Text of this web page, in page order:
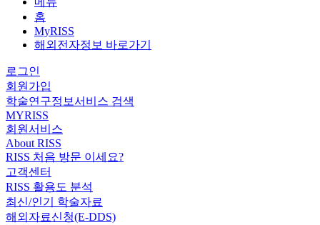
홈
MyRISS
해외전자정보 바로가기
로그인
회원가입
학술연구정보서비스 검색
MYRISS
회원서비스
About RISS
RISS 처음 방문 이세요?
고객센터
RISS 활용도 분석
최신/인기 학술자료
해외자료신청(E-DDS)